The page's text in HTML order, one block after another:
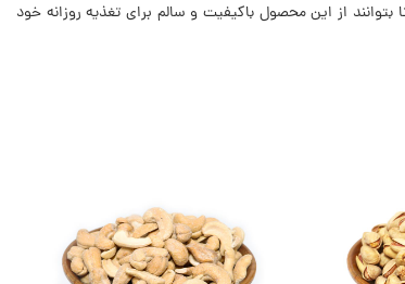
بتوانند از این محصول باکیفیت و سالم برای تغذیه روزانه خود